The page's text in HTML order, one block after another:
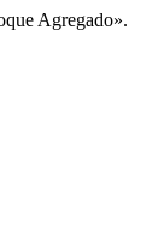
Agregado».